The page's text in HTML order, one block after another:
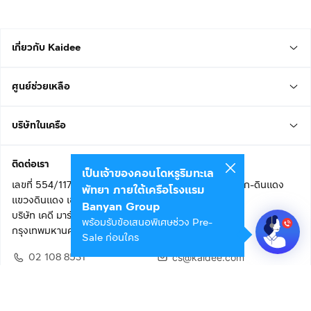
เกี่ยวกับ Kaidee
ศูนย์ช่วยเหลือ
บริษัทในเครือ
ติดต่อเรา
เลขที่ 554/117 อาคารสกายไนน์ เซ็นเตอร์ ชั้น 22 ถนนอโศก-ดินแดง
แขวงดินแดง เขตดินแดง
บริษัท เคดี มาร์เก็ตเพลส จำกัด (สำนักงานใหญ่)
กรุงเทพมหานคร 10400
02 108 8531
cs@kaidee.com
เป็นเจ้าของคอนโดหรูริมทะเล
พัทยา ภายใต้เครือโรงแรม
Banyan Group
พร้อมรับข้อเสนอพิเศษช่วง Pre-
Sale ก่อนใคร